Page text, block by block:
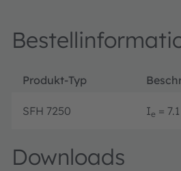
Produkt-Typ
SFH 7250 Ie =
Downloads